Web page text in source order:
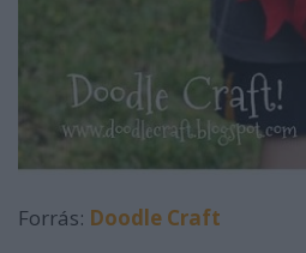
Forrás: Doodle Craft